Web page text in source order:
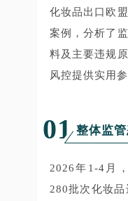
化妆品出口欧
案例，分析了
料及主要违规
风控提供实用参
01 整体监
2026年1-4月
280批次化妆